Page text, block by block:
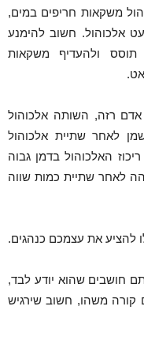
משקאות חריפים במים,
אלכוהול. חשוב להימנע
ולהעדיף משקאות
רזה, השותה אלכוהול
לאחר שתיית אלכוהול
האלכוהול בדמן גבוה
לאחר שתיית כמות שווה
להציע את עצמכם כנהגים.
חושבים שהוא יודע לבד,
משהו, חשוב שירגיש